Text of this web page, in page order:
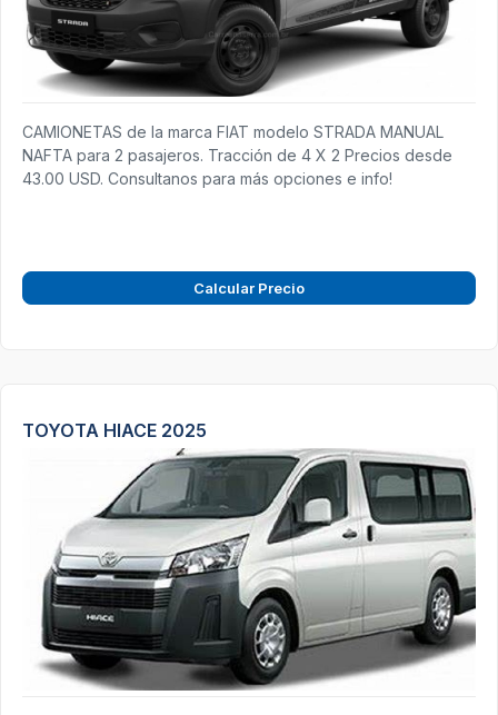
CAMIONETAS de la marca FIAT modelo STRADA MANUAL
NAFTA para 2 pasajeros. Tracción de 4 X 2 Precios desde
43.00 USD. Consultanos para más opciones e info!
Calcular Precio
TOYOTA HIACE 2025